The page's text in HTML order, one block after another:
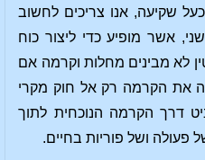
שקיעה, אנו צריכים לחשוב
אשר מופיע כדי ליצור כוח
לא מבינים מחלות וקרמה אם
את הקרמה רק אל חוק מקרי
דרך הקרמה הנוכחית לתוך
פעולה ושל פוריות בחיים.